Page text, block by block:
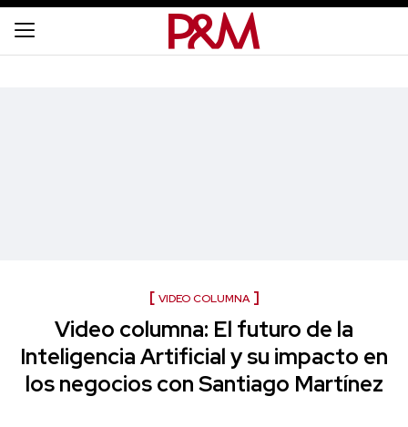
VIDEO COLUMNA
Video columna: El futuro de la
Inteligencia Artificial y su impacto en
los negocios con Santiago Martínez